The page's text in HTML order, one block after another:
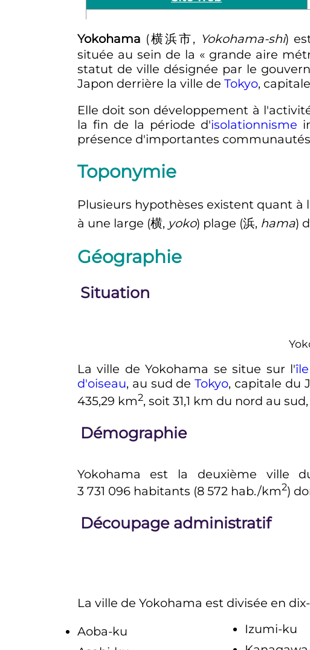
Yokohama (横浜市, Yokohama-shi)
située au sein de la « grande aire
statut de ville désignée par le
Japon derrière la ville de Tokyo,
Elle doit son développement à
la fin de la période d'isolationnisme
présence d'importantes
Toponymie
Plusieurs hypothèses existent quant à
à une large (横, yoko) plage (浜, hama)
Géographie
Situation
La ville de Yokohama se situe sur l'
d'oiseau, au sud deTokyo, capitale du
435,29 km2, soit 31,1 km du nord au
Démographie
Yokohama est la deuxième ville
3 731 096 habitants (8 572 hab./km2)
Découpage administratif
La ville de Yokohama est divisée en
Aoba-ku
Izumi-ku